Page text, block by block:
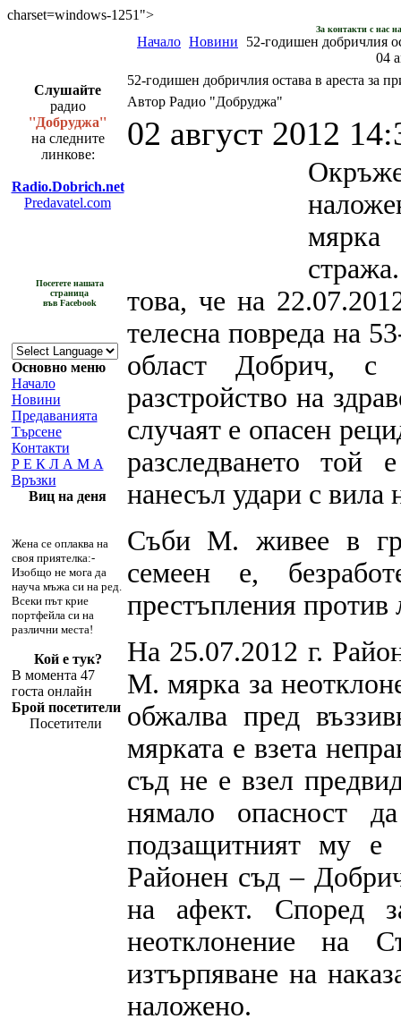
charset=windows-1251">
За контакти с нас
Начало Новини
52-годишен добричлия
04
Слушайте
радио
''Добруджа''
на следните
линкове:
Radio.Dobrich.net
Predavatel.com
Посетете нашата
страница
във Facebook
Основно меню
Начало
Новини
Предаванията
Търсене
Контакти
Р Е К Л А М А
Връзки
Виц на деня
Жена се оплаква на
своя приятелка:-
Изобщо не мога да
науча мъжа си на ред.
Всеки път крие
портфейла си на
различни места!
Кой е тук?
В момента 47
госта онлайн
Брой посетители
Посетители
52-годишен добричлия остава в ареста за
Автор Радио "Добруджа"
02 август 2012
мярка
това, че на
телесна повреда на
област Добрич, с
разстройство на
случаят е опасен
разследването той
нанесъл удари с вила
Съби М. живее в
семеен е,
престъпления против
На 25.07.2012 г.
М. мярка за
обжалва пред
мярката е взета
съд не е взел
нямало опасност
подзащитният му е
Районен съд –
на афект. Според
неотклонение на
изтърпяване на
наложено.